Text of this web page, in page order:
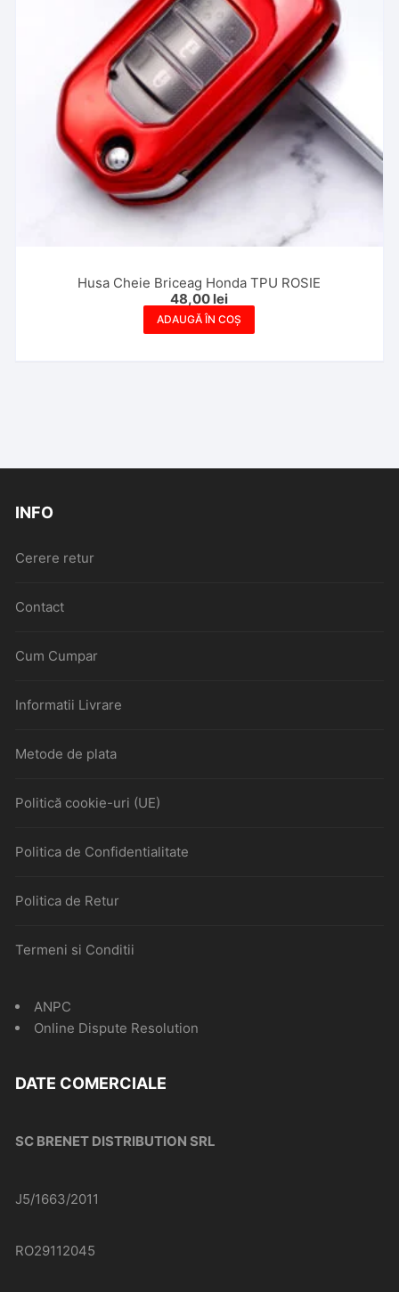
Husa Cheie Briceag Honda TPU ROSIE
48,00 lei
ADAUGĂ ÎN COȘ
INFO
Cerere retur
Contact
Cum Cumpar
Informatii Livrare
Metode de plata
Politică cookie-uri (UE)
Politica de Confidentialitate
Politica de Retur
Termeni si Conditii
ANPC
Online Dispute Resolution
DATE COMERCIALE
SC BRENET DISTRIBUTION SRL
J5/1663/2011
RO29112045